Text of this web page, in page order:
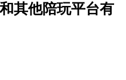
其他陪玩平台有